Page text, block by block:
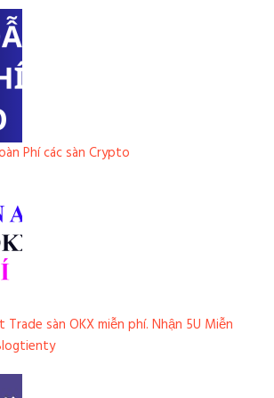
Phí các sàn Crypto
sàn OKX miễn phí. Nhận 5U Miễn